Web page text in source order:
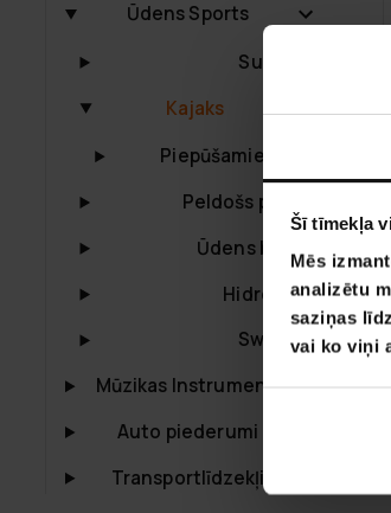
Šī tīmekļa
Mēs
analizētu
saziņas
vai ko viņi
Ūdens Sports
Sup dēlis
Kajaks
Piepūšamie kajaki
Peldošs paklājs
Ūdens batuts
Hidrotērps
Swimfins
Mūzikas Instrumenti
Auto piederumi
Transportlīdzekļi